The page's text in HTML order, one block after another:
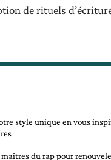
de rituels
style unique en vous
maîtres du rap pour